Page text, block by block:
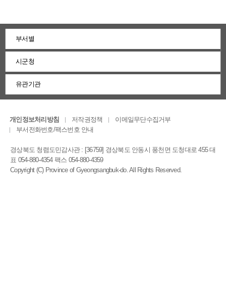
부서별
시군청
유관기관
개인정보처리방침 저작권정책
이메일무단수집거부
부서전화번호/팩스번호 안내
경상북도 청렴도민감사관 : [36759] 경상북도 안동시 풍천면 도청대로 455 대
표 054-880-4354 팩스 054-880-4359
Copyright (C) Province of Gyeongsangbuk-do. All Rights Reserved.